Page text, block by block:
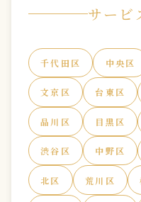
サービ
千代田区 中央区
文京区 台東区
品川区 目黒区
渋谷区 中野区
北区 荒川区